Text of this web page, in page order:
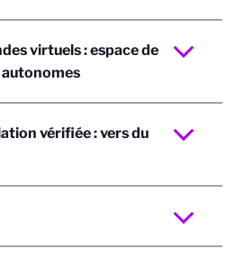
virtuels : espace de
vérifiée : vers du